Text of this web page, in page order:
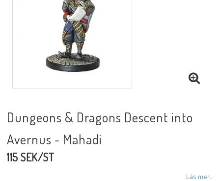
Dungeons & Dragons Descent into
Avernus - Mahadi
115 SEK/ST
Läs mer...